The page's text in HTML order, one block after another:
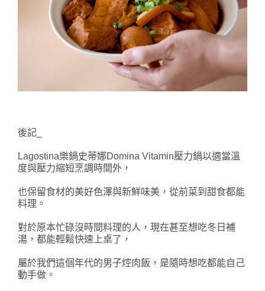
後記_
Lagostina樂鍋史蒂娜Domina Vitamin壓力鍋以適當溫
度與壓力縮短烹調時間外，
也保留食材的美好色澤與新鮮味美， 從前菜到甜食都能
料理。
對於原本忙碌沒時間料理的人，現在甚至想吃冬日補
湯，都能輕鬆快速上桌了，
屬於我們這個年代的男子焢肉飯，是隨時想吃都能自己
動手做。